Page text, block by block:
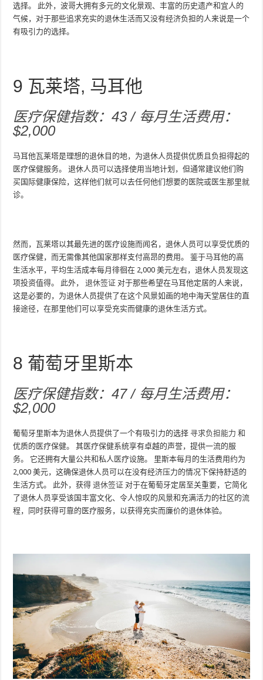
选择。 此外，波哥大拥有多元的文化景观、丰富的历史遗产和宜人的
气候，对于那些追求充实的退休生活而又没有经济负担的人来说是一个
有吸引力的选择。
9 瓦莱塔, 马耳他
医疗保健指数：43 / 每月生活费用：
$2,000
马耳他瓦莱塔是理想的退休目的地，为退休人员提供优质且负担得起的
医疗保健服务。 退休人员可以选择使用当地计划，但通常建议他们购
买国际健康保险，这样他们就可以去任何他们想要的医院或医生那里就
诊。
然而，瓦莱塔以其最先进的医疗设施而闻名，退休人员可以享受优质的
医疗保健，而无需像其他国家那样支付高昂的费用。 鉴于马耳他的高
生活水平，平均生活成本每月徘徊在 2,000 美元左右，退休人员发现这
项投资值得。 此外，退休签证 对于那些希望在马耳他定居的人来说，
这是必要的，为退休人员提供了在这个风景如画的地中海天堂居住的直
接途径，在那里他们可以享受充实而健康的退休生活方式。
8 葡萄牙里斯本
医疗保健指数：47 / 每月生活费用：
$2,000
葡萄牙里斯本为退休人员提供了一个有吸引力的选择寻求负担能力 和
优质的医疗保健。 其医疗保健系统享有卓越的声誉，提供一流的服
务。 它还拥有大量公共和私人医疗设施。 里斯本每月的生活费用约为
2,000 美元，这确保退休人员可以在没有经济压力的情况下保持舒适的
生活方式。 此外，获得退休签证 对于在葡萄牙定居至关重要，它简化
了退休人员享受该国丰富文化、令人惊叹的风景和充满活力的社区的流
程，同时获得可靠的医疗服务，以获得充实而廉价的退休体验。